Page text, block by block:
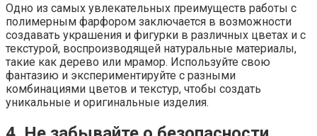
Одно из самых увлекательных преимуществ работы с
полимерным фарфором заключается в возможности
создавать украшения и фигурки в различных цветах и с
текстурой, воспроизводящей натуральные материалы,
такие как дерево или мрамор. Используйте свою
фантазию и экспериментируйте с разными
комбинациями цветов и текстур, чтобы создать
уникальные и оригинальные изделия.